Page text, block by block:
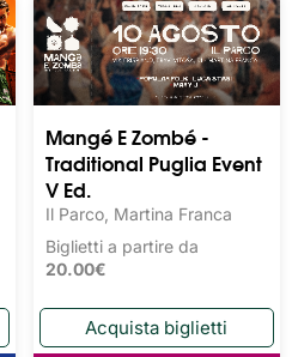
Mangé E Zombé -
Traditional Puglia Event
V Ed.
Il Parco, Martina Franca
Biglietti a partire da
20.00€